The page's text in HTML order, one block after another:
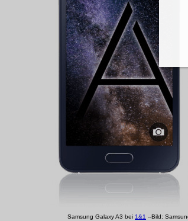
Samsung Galaxy A3 bei 1&1 --Bild: